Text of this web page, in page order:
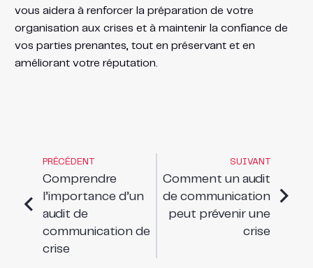
vous aidera à renforcer la préparation de votre
organisation aux crises et à maintenir la confiance de
vos parties prenantes, tout en préservant et en
améliorant votre réputation.
PRÉCÉDENT
Comprendre
l’importance d’un
audit de
communication de
crise
SUIVANT
Comment un audit
de communication
peut prévenir une
crise